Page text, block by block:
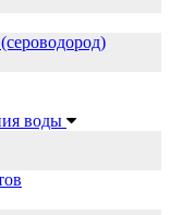
воды